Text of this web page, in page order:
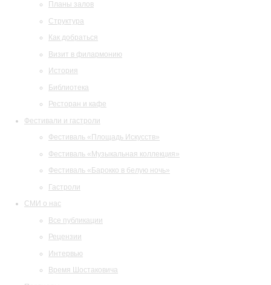
Планы залов
Структура
Как добраться
Визит в филармонию
История
Библиотека
Ресторан и кафе
Фестивали и гастроли
Фестиваль «Площадь Искусств»
Фестиваль «Музыкальная коллекция»
Фестиваль «Барокко в белую ночь»
Гастроли
СМИ о нас
Все публикации
Рецензии
Интервью
Время Шостаковича